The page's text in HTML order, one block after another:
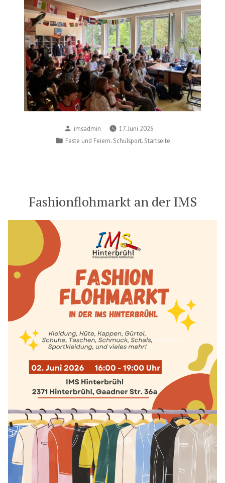
Posted
by
imsadmin
17. Juni 2026
Posted
Feste und Feiern, Schulsport, Startseite
Fashionflohmarkt an der IMS